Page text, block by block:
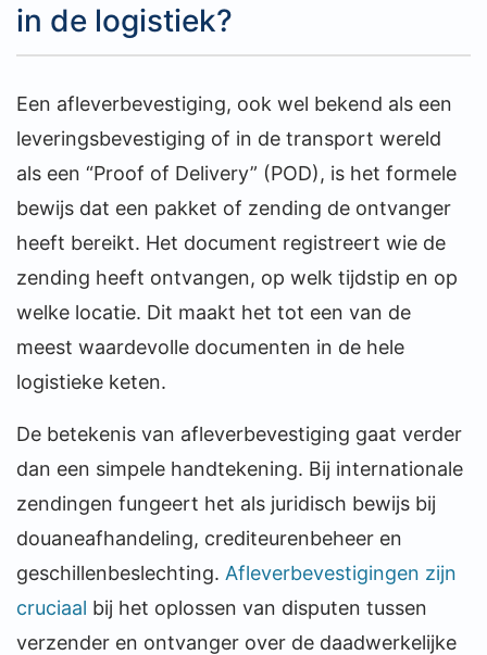
in de logistiek?
Een afleverbevestiging, ook wel bekend als een
leveringsbevestiging of in de transport wereld
als een “Proof of Delivery” (POD), is het formele
bewijs dat een pakket of zending de ontvanger
heeft bereikt. Het document registreert wie de
zending heeft ontvangen, op welk tijdstip en op
welke locatie. Dit maakt het tot een van de
meest waardevolle documenten in de hele
logistieke keten.
De betekenis van afleverbevestiging gaat verder
dan een simpele handtekening. Bij internationale
zendingen fungeert het als juridisch bewijs bij
douaneafhandeling, crediteurenbeheer en
geschillenbeslechting. Afleverbevestigingen zijn
cruciaal bij het oplossen van disputen tussen
verzender en ontvanger over de daadwerkelijke